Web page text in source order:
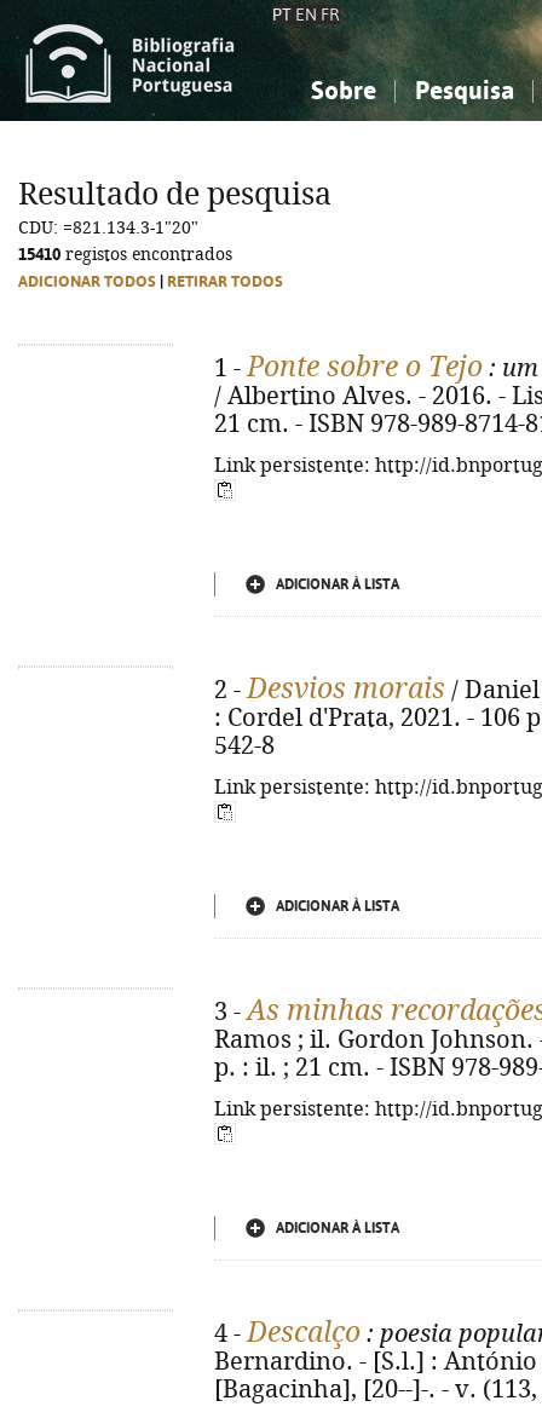
PT EN FR
Sobre Pesquisa
Ciências sociais...
Ciências sociais...
Resultado de pesquisa
CDU: =821.134.3-1"20"
15410 registos encontrados
ADICIONAR TODOS RETIRAR TODOS
1 -Ponte sobre o Tejo :
/ Albertino Alves. - 2016. -
21 cm. - ISBN 978-989-8714-
Link persistente: http://
ADICIONAR À LISTA
2 -Desvios morais /
: Cordel d'Prata, 2021. - 106
542-8
Link persistente: http://
ADICIONAR À LISTA
3 -As minhas
Ramos ; il. Gordon Johnson.
p. : il. ; 21 cm. - ISBN 978-
Link persistente: http://
ADICIONAR À LISTA
4 -Descalço : poesia
Bernardino. - [S.l.] :
[Bagacinha], [20--]-. - v.